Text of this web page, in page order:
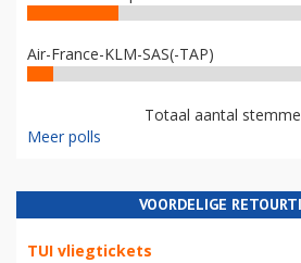
Air-France-KLM-SAS(-TAP)
Totaal aantal
Meer polls
VOORDELIGE
TUI vliegtickets